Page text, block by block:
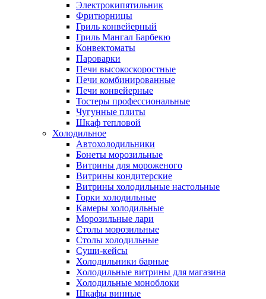
Электрокипятильник
Фритюрницы
Гриль конвейерный
Гриль Мангал Барбекю
Конвектоматы
Пароварки
Печи высокоскоростные
Печи комбинированные
Печи конвейерные
Тостеры профессиональные
Чугунные плиты
Шкаф тепловой
Холодильное
Автохолодильники
Бонеты морозильные
Витрины для мороженого
Витрины кондитерские
Витрины холодильные настольные
Горки холодильные
Камеры холодильные
Морозильные лари
Столы морозильные
Столы холодильные
Суши-кейсы
Холодильники барные
Холодильные витрины для магазина
Холодильные моноблоки
Шкафы винные